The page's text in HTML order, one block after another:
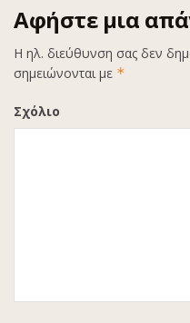
Αφήστε μια
Η ηλ. διεύθυνση σας δεν
σημειώνονται με *
Σχόλιο